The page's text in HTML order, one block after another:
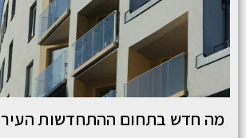
מה חדש בתחום ההתחדשות העירונית